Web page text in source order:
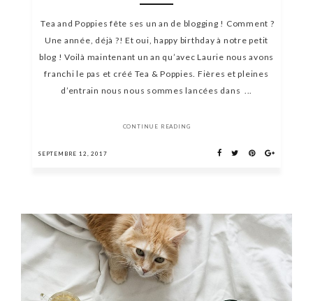
Tea and Poppies fête ses un an de blogging ! Comment ?
Une année, déjà ?! Et oui, happy birthday à notre petit
blog ! Voilà maintenant un an qu’avec Laurie nous avons
franchi le pas et créé Tea & Poppies. Fières et pleines
d’entrain nous nous sommes lancées dans ...
CONTINUE READING
SEPTEMBRE 12, 2017